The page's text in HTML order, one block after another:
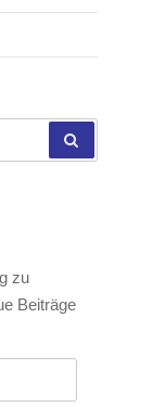
zu
Beiträge